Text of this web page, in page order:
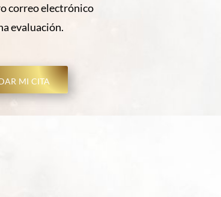
correo electrónico
evaluación.
mi cita